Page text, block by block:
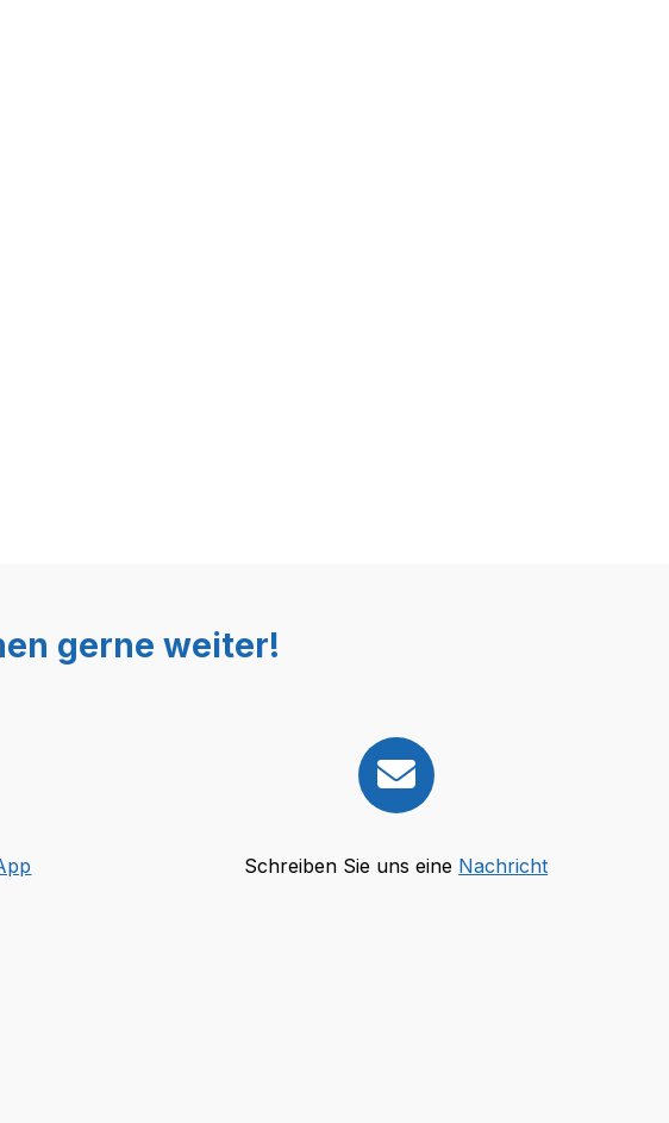
gerne weiter!
Schreiben Sie uns eine Nachricht